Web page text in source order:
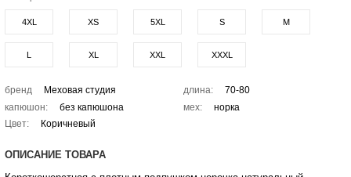
4XL XS 5XL S M
L XL XXL XXXL
бренд Меховая студия длина:
70-80
капюшон:
без капюшона мех:
норка
Цвет:
Коричневый
ОПИСАНИЕ ТОВАРА